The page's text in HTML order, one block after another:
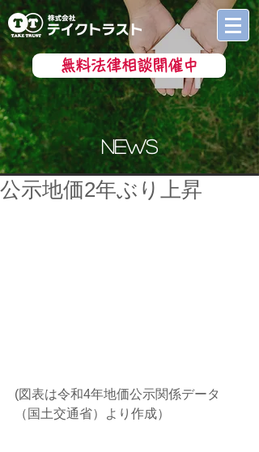
無料法律相談開催中
news
公示地価2年ぶり上昇
(図表は令和4年地価公示関係データ
（国土交通省）より作成）